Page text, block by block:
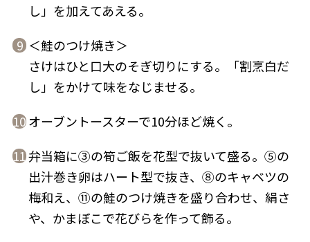
し」を加えてあえる。
9 ＜鮭のつけ焼き＞
さけはひと口大のそぎ切りにする。「割烹白だ
し」をかけて味をなじませる。
10オーブントースターで10分ほど焼く。
11弁当箱に③の筍ご飯を花型で抜いて盛る。⑤の
出汁巻き卵はハート型で抜き、⑧のキャベツの
梅和え、⑪の鮭のつけ焼きを盛り合わせ、絹さ
や、かまぼこで花びらを作って飾る。